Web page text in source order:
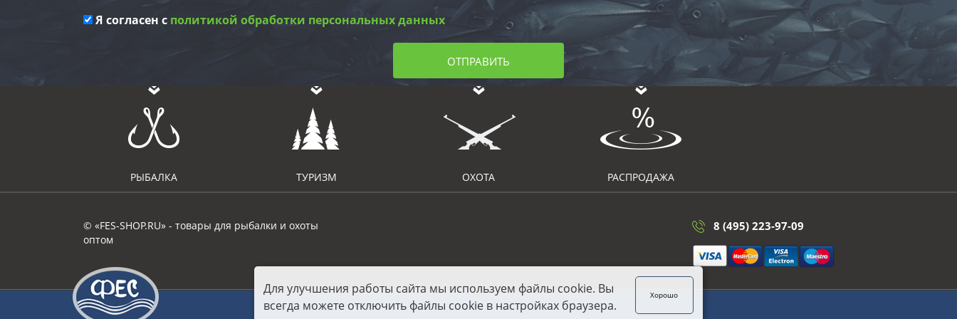
Я согласен с политикой обработки персональных данных
ОТПРАВИТЬ
РЫБАЛКА ТУРИЗМ ОХОТА РАСПРОДАЖА
© «FES-SHOP.RU» - товары для рыбалки и охоты
оптом
8 (495) 223-97-09
Для улучшения работы сайта мы используем файлы cookie. Вы
всегда можете отключить файлы cookie в настройках браузера.
Хорошо